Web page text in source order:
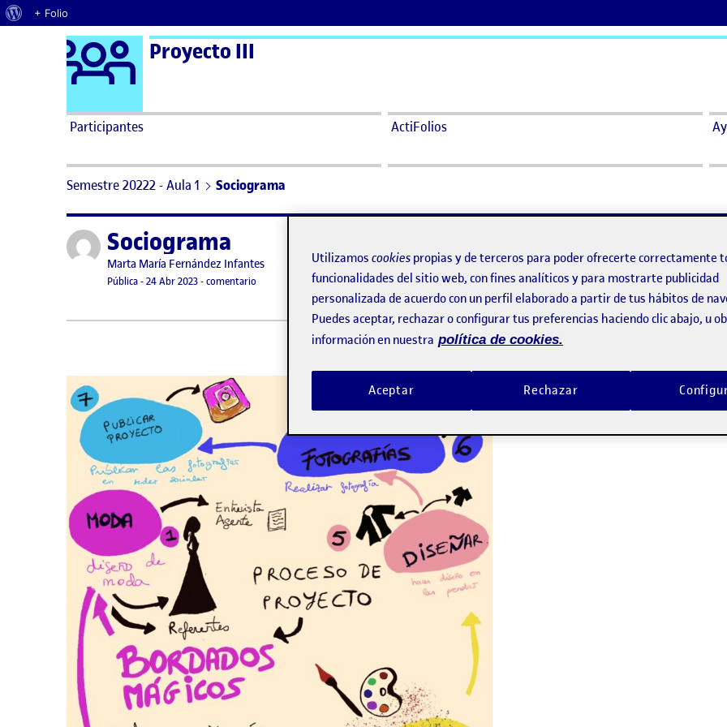
Acerca de WordPress
+ Folio
Saltar al contenido Logo Ágora
Proyecto III
Participantes ActiFolios
Semestre 20222 - Aula 1 Sociograma
Publicado porSociograma
Publicado por
Marta María Fernández Infantes
Visibilidad:
Pública-Fecha de publicación
24 Abr 2023-comentario en Sociograma
Utilizamos cookies propias y de terceros para poder ofrecerte correctamente
funcionalidades del sitio web, con fines analíticos y para mostrarte publicidad
personalizada de acuerdo con un perfil elaborado a partir de tus hábitos de
Puedes aceptar, rechazar o configurar tus preferencias haciendo clic abajo, u
información en nuestra política de cookies.
Rechazar
Aceptar